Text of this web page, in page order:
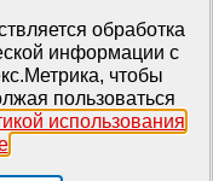
2007–2026
66447 от 14 июля
обработка
информации с
чтобы
пользоваться
использования
.